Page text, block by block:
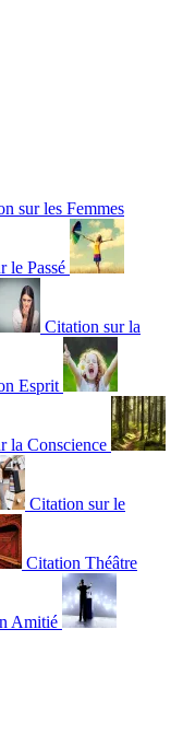
sur les Femmes
le Passé
Citation sur la
Esprit
la Conscience
Citation sur le
Citation Théâtre
Amitié